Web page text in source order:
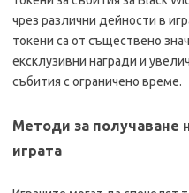
чрез различни дейности в
токени са от съществено
ексклузивни награди и
събития с ограничено време.
Методи за получаване
играта